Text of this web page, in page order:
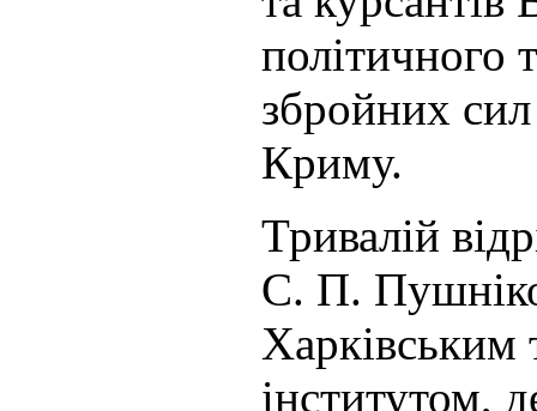
політичного
збройних сил
Криму.
Тривалій
С. П.
Харківським
інститутом,